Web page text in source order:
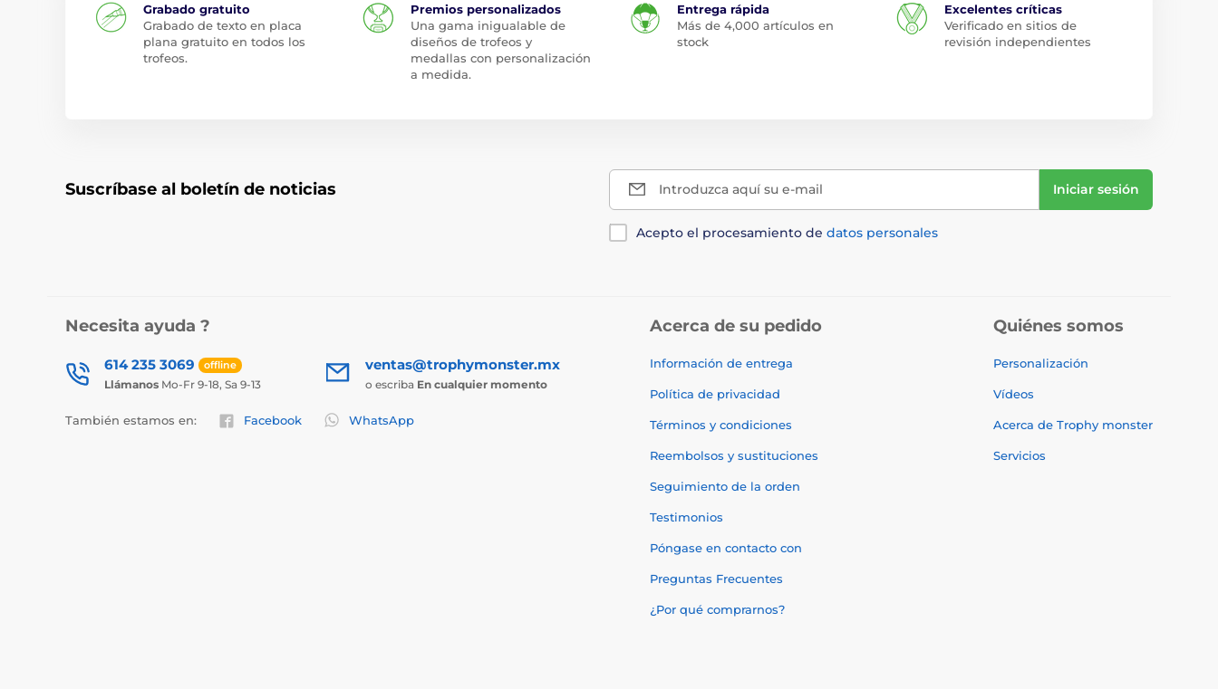
Grabado gratuito
Grabado de texto en placa
plana gratuito en todos los
trofeos.
Premios personalizados
Una gama inigualable de
diseños de trofeos y
medallas con personalización
a medida.
Entrega rápida
Más de 4,000 artículos en
stock
Excelentes críticas
Verificado en sitios de
revisión independientes
Suscríbase al boletín de noticias Introduzca aquí su e-mail Iniciar sesión
Acepto el procesamiento de datos personales
Necesita ayuda ?
614 235 3069 offline
Llámanos Mo-Fr 9-18, Sa 9-13
ventas@trophymonster.mx
o escriba En cualquier momento
También estamos en: Facebook WhatsApp
Acerca de su pedido
Información de entrega
Política de privacidad
Términos y condiciones
Reembolsos y sustituciones
Seguimiento de la orden
Testimonios
Póngase en contacto con
Preguntas Frecuentes
¿Por qué comprarnos?
Quiénes somos
Personalización
Vídeos
Acerca de Trophy monster
Servicios